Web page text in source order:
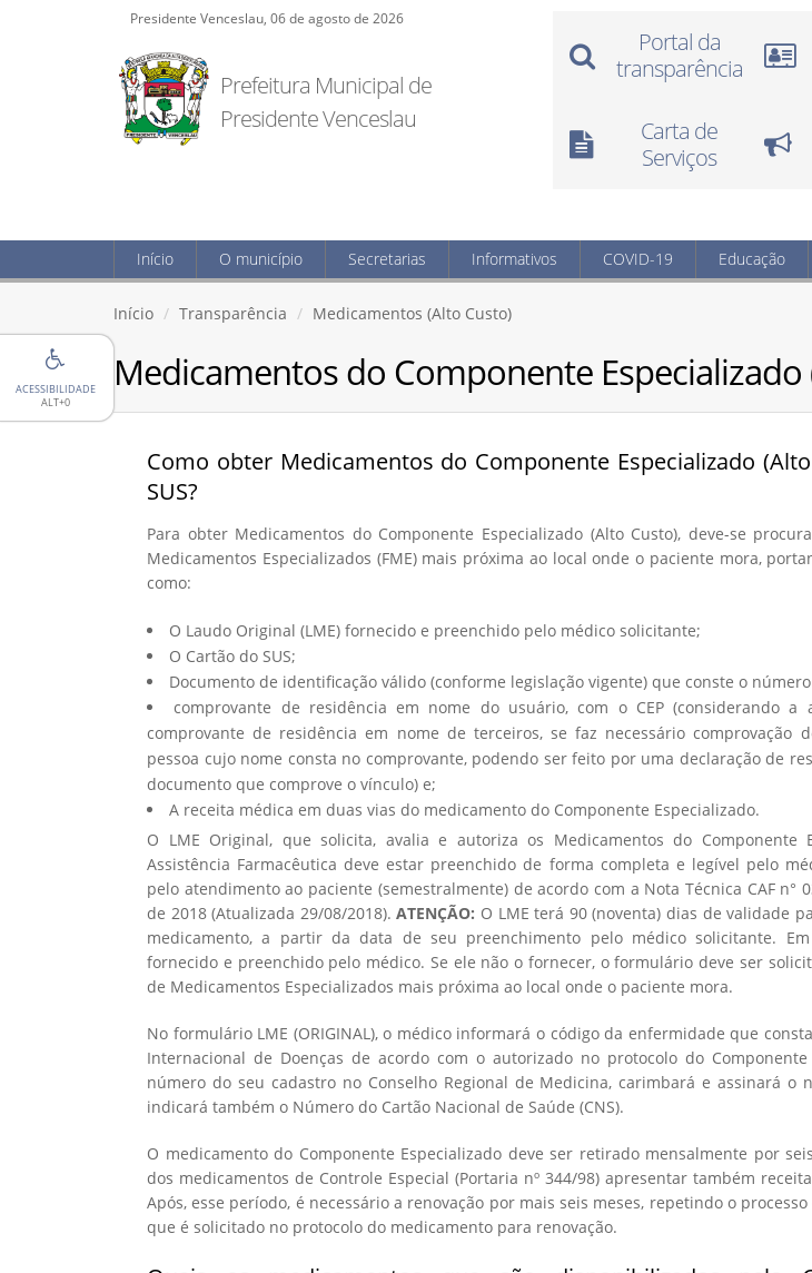
ACESSIBILIDADE
ALT+0
Presidente Venceslau, 06 de agosto de 2026
Prefeitura Municipal de
Presidente Venceslau
Portal da
transparência
Carta de
Serviços
Início O município Secretarias Informativos COVID-19 Educação
Início Transparência Medicamentos (Alto Custo)
Medicamentos do Componente Especializado
Como obter Medicamentos do Componente Especializado
SUS?
Para obter Medicamentos do Componente Especializado (Alto Custo), deve-se
Medicamentos Especializados (FME) mais próxima ao local onde o paciente mora,
como:
O Laudo Original (LME) fornecido e preenchido pelo médico solicitante;
O Cartão do SUS;
Documento de identificação válido (conforme legislação vigente) que conste o número
comprovante de residência em nome do usuário, com o CEP (considerando a
comprovante de residência em nome de terceiros, se faz necessário comprovação
pessoa cujo nome consta no comprovante, podendo ser feito por uma declaração de
documento que comprove o vínculo) e;
A receita médica em duas vias do medicamento do Componente Especializado.
O LME Original, que solicita, avalia e autoriza os Medicamentos do Componente
Assistência Farmacêutica deve estar preenchido de forma completa e legível pelo
pelo atendimento ao paciente (semestralmente) de acordo com a Nota Técnica CAF n°
de 2018 (Atualizada 29/08/2018).ATENÇÃO: O LME terá 90 (noventa) dias de validade
medicamento, a partir da data de seu preenchimento pelo médico solicitante.
fornecido e preenchido pelo médico. Se ele não o fornecer, o formulário deve ser
de Medicamentos Especializados mais próxima ao local onde o paciente mora.
No formulário LME (ORIGINAL), o médico informará o código da enfermidade que
Internacional de Doenças de acordo com o autorizado no protocolo do Componente
número do seu cadastro no Conselho Regional de Medicina, carimbará e assinará o
indicará também o Número do Cartão Nacional de Saúde (CNS).
O medicamento do Componente Especializado deve ser retirado mensalmente por
dos medicamentos de Controle Especial (Portaria nº 344/98) apresentar também
Após, esse período, é necessário a renovação por mais seis meses, repetindo o
que é solicitado no protocolo do medicamento para renovação.